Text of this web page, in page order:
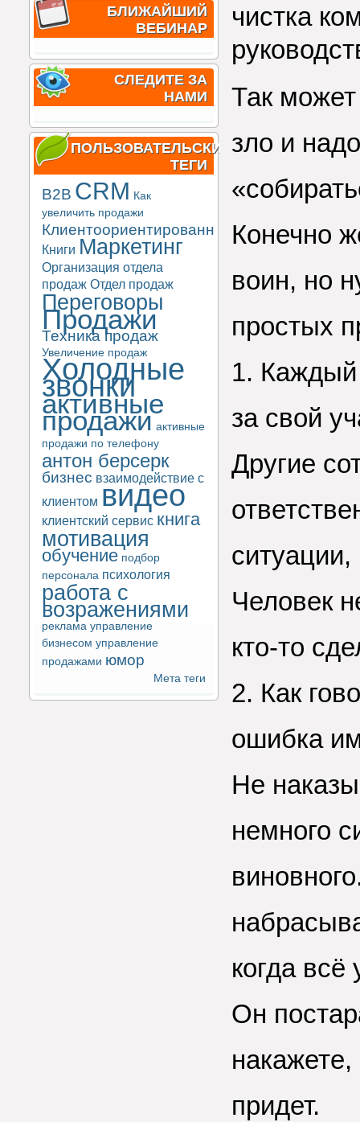
БЛИЖАЙШИЙ
ВЕБИНАР
СЛЕДИТЕ ЗА
НАМИ
ПОЛЬЗОВАТЕЛЬСКИЕ
ТЕГИ
B2B CRM Как
увеличить продажи
Клиентоориентированность
Книги Маркетинг
Организация отдела
продаж Отдел продаж
Переговоры
Продажи
Техника продаж
Увеличение продаж
Холодные
звонки
активные
продажи активные
продажи по телефону
антон берсерк
бизнес взаимодействие с
клиентом видео
клиентский сервис книга
мотивация
обучение подбор
персонала психология
работа с
возражениями
реклама управление
бизнесом управление
продажами юмор
Мета теги
чистка
Так
зло и
Конечно
воин, но
простых
1. Каждый
за свой
Другие
Человек
кто-то
2. Как
ошибка
Не
немного
когда
Он
придет.